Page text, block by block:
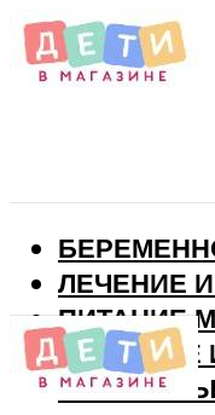
ЛЕЧЕНИЕ
ПИТАНИЕ
РАЗВИТИЕ
ВИТАМИНЫ